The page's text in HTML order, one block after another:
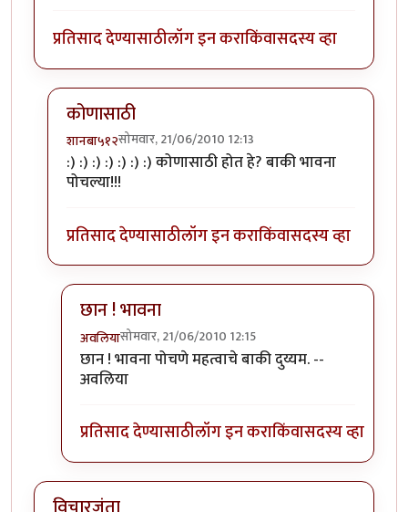
प्रतिसाद देण्यासाठीलॉग इन कराकिंवासदस्य व्हा
कोणासाठी
शानबा५१२सोमवार, 21/06/2010 12:13
In reply toतुम्ही कायbyअवलिया
:) :) :) :) :) :) :) कोणासाठी होत हे? बाकी भावना
पोचल्या!!!
प्रतिसाद देण्यासाठीलॉग इन कराकिंवासदस्य व्हा
छान ! भावना
अवलियासोमवार, 21/06/2010 12:15
In reply toकोणासाठीbyशानबा५१२
छान ! भावना पोचणे महत्वाचे बाकी दुय्यम. --
अवलिया
प्रतिसाद देण्यासाठीलॉग इन कराकिंवासदस्य व्हा